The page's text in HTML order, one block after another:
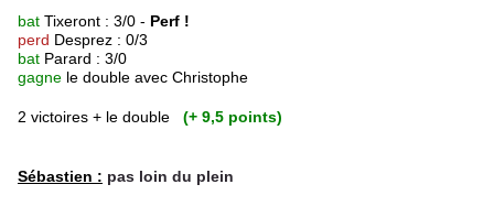
bat Tixeront : 3/0 - Perf !
perd Desprez : 0/3
bat Parard : 3/0
gagne le double avec Christophe
2 victoires + le double (+ 9,5 points)
Sébastien : pas loin du plein